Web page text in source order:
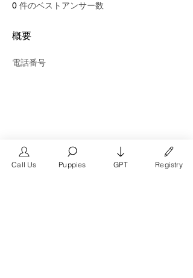
0 件のベストアンサー数
概要
電話番号
Call Us Puppies GPT Registry